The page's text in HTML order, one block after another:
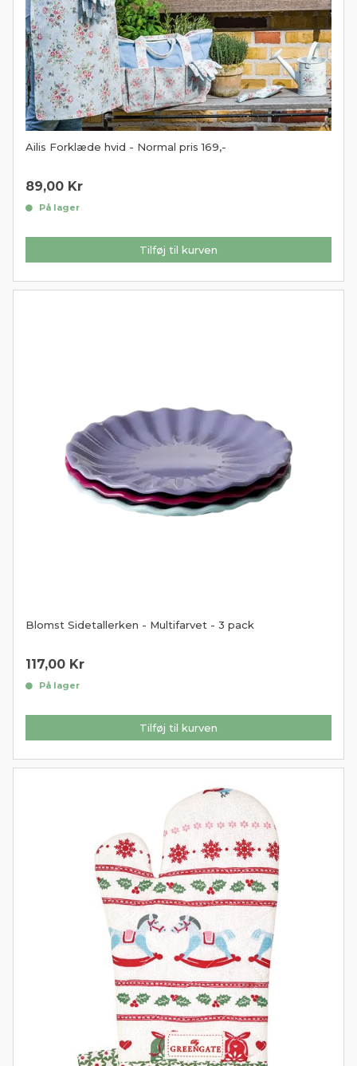
Ailis Forklæde hvid - Normal pris 169,-
89,00 Kr
På lager
Tilføj til kurven
Blomst Sidetallerken - Multifarvet - 3 pack
117,00 Kr
På lager
Tilføj til kurven